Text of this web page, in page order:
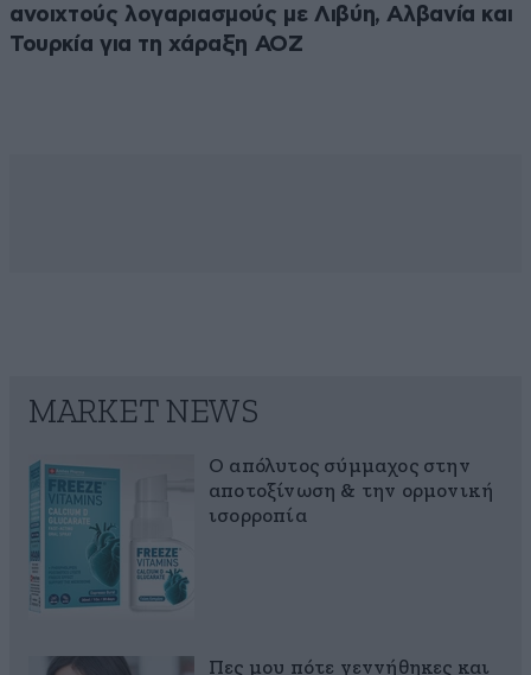
ανοιχτούς λογαριασμούς με Λιβύη, Αλβανία και
Τουρκία για τη χάραξη ΑΟΖ
MARKET NEWS
Ο απόλυτος σύμμαχος στην
αποτοξίνωση & την ορμονική
ισορροπία
Πες μου πότε γεννήθηκες και